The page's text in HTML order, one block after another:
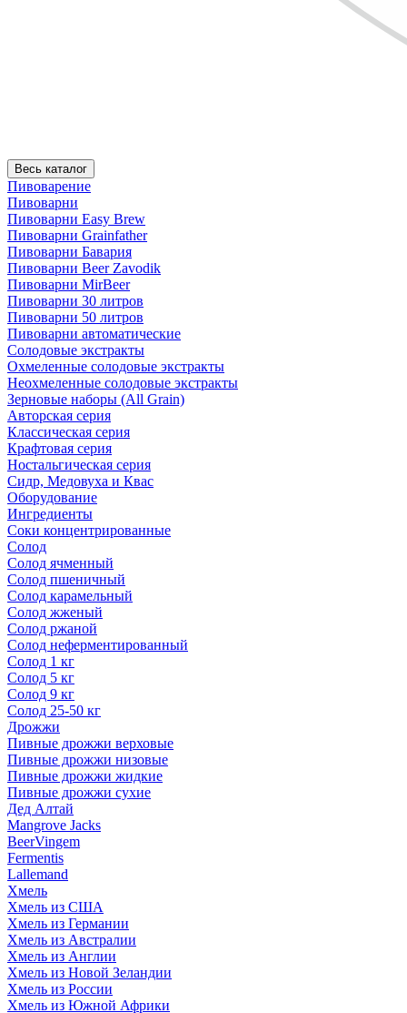
Весь каталог
Пивоварение
Пивоварни
Пивоварни Easy Brew
Пивоварни Grainfather
Пивоварни Бавария
Пивоварни Beer Zavodik
Пивоварни MirBeer
Пивоварни 30 литров
Пивоварни 50 литров
Пивоварни автоматические
Солодовые экстракты
Охмеленные солодовые экстракты
Неохмеленные солодовые экстракты
Зерновые наборы (All Grain)
Авторская серия
Классическая серия
Крафтовая серия
Ностальгическая серия
Сидр, Медовуха и Квас
Оборудование
Ингредиенты
Соки концентрированные
Солод
Солод ячменный
Солод пшеничный
Солод карамельный
Солод жженый
Солод ржаной
Солод неферментированный
Солод 1 кг
Солод 5 кг
Солод 9 кг
Солод 25-50 кг
Дрожжи
Пивные дрожжи верховые
Пивные дрожжи низовые
Пивные дрожжи жидкие
Пивные дрожжи сухие
Дед Алтай
Mangrove Jacks
BeerVingem
Fermentis
Lallemand
Хмель
Хмель из США
Хмель из Германии
Хмель из Австралии
Хмель из Англии
Хмель из Новой Зеландии
Хмель из России
Хмель из Южной Африки